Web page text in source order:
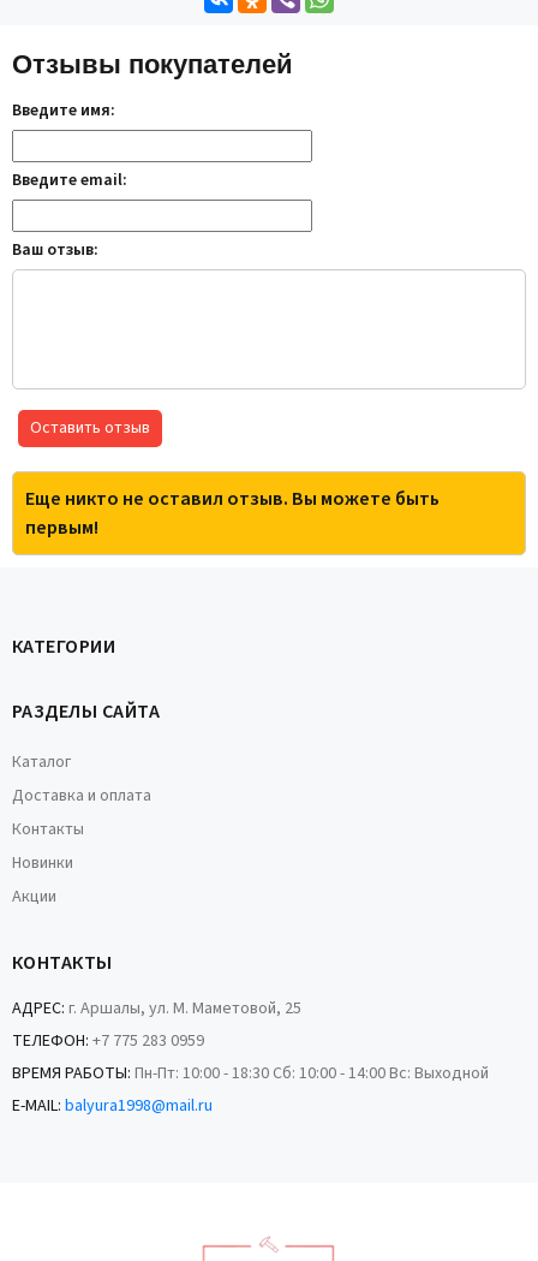
Отзывы покупателей
Введите имя:
Введите email:
Ваш отзыв:
Оставить отзыв
Еще никто не оставил отзыв. Вы можете быть
первым!
КАТЕГОРИИ
РАЗДЕЛЫ САЙТА
Каталог
Доставка и оплата
Контакты
Новинки
Акции
КОНТАКТЫ
АДРЕС: г. Аршалы, ул. М. Маметовой, 25
ТЕЛЕФОН: +7 775 283 0959
ВРЕМЯ РАБОТЫ: Пн-Пт: 10:00 - 18:30 Сб: 10:00 - 14:00 Вс: Выходной
E-MAIL: balyura1998@mail.ru